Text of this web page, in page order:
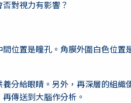
對視力有影響？
位置是瞳孔。角膜外圍白色位置
分給眼睛。另外，再深層的組織
傳送到大腦作分析。